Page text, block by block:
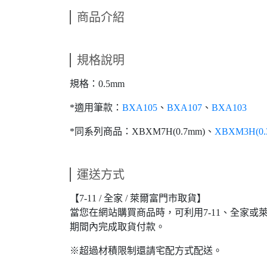
商品介紹
規格說明
規格：0.5mm
*適用筆款： BXA105 、 BXA107 、 BXA103
*同系列商品：XBXM7H(0.7mm)、
運送方式
【7-11 / 全家 / 萊爾富門市取貨】
當您在網站購買商品時，可利用7-11、全家或
期間內完成取貨付款。
※超過材積限制還請宅配方式配送。